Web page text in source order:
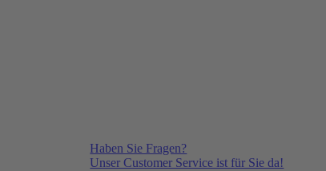
Haben Sie Fragen?
Unser Customer Service ist für Sie da!